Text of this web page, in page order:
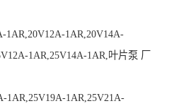
1AR,20V12A-1AR,20V14A-
1AR,25V14A-1AR,叶片泵 厂
1AR,25V19A-1AR,25V21A-